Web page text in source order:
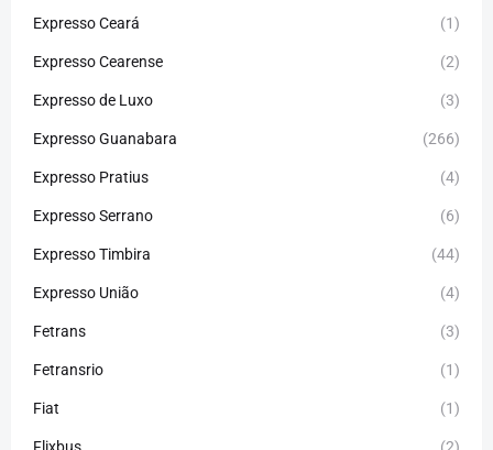
Expresso Ceará (1)
Expresso Cearense (2)
Expresso de Luxo (3)
Expresso Guanabara (266)
Expresso Pratius (4)
Expresso Serrano (6)
Expresso Timbira (44)
Expresso União (4)
Fetrans (3)
Fetransrio (1)
Fiat (1)